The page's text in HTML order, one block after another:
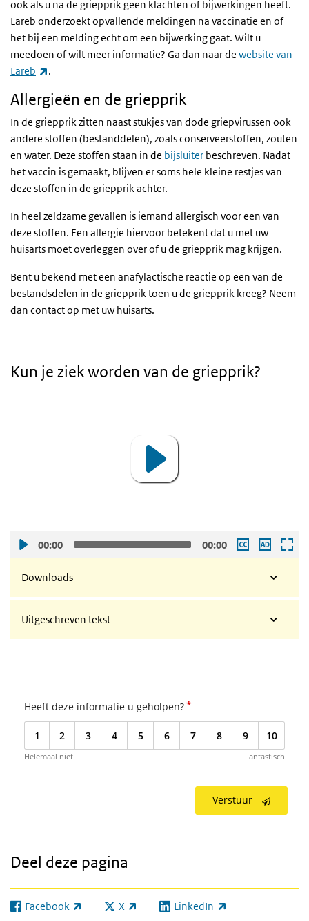
ook als u na de griepprik geen klachten of bijwerkingen heeft.
Lareb onderzoekt opvallende meldingen na vaccinatie en of
het bij een melding echt om een bijwerking gaat. Wilt u
meedoen of wilt meer informatie? Ga dan naar de website van
Lareb
(externe link)
.
Allergieën en de griepprik
In de griepprik zitten naast stukjes van dode griepvirussen ook
andere stoffen (bestanddelen), zoals conserveerstoffen, zouten
en water. Deze stoffen staan in de bijsluiter beschreven. Nadat
het vaccin is gemaakt, blijven er soms hele kleine restjes van
deze stoffen in de griepprik achter.
In heel zeldzame gevallen is iemand allergisch voor een van
deze stoffen. Een allergie hiervoor betekent dat u met uw
huisarts moet overleggen over of u de griepprik mag krijgen.
Bent u bekend met een anafylactische reactie op een van de
bestandsdelen in de griepprik toen u de griepprik kreeg? Neem
dan contact op met uw huisarts.
Kun je ziek worden van de griepprik?
00:00 00:00
Downloads
Uitgeschreven tekst
Heeft deze informatie u geholpen?*
1 2 3 4 5 6 7 8 9 10
Helemaal niet Fantastisch
Verstuur
Deel deze pagina
Facebook
(externe link) X
(externe link) LinkedIn
(externe link)